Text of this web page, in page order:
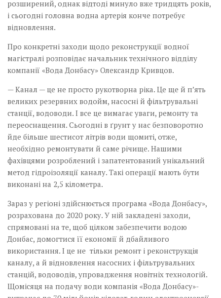
розширений, однак відтоді минуло вже тридцять років,
і сьогодні головна водна артерія конче потребує
відновлення.
Про конкретні заходи щодо реконструкції водної
магістралі розповідає начальник технічного відділу
компанії «Вода Донбасу» Олександр Кривцов.
— Канал — це не просто рукотворна ріка. Це ще й п’ять
великих резервних водойм, насосні й фільтрувальні
станції, водоводи. І все це вимагає уваги, ремонту та
переоснащення. Сьогодні в ґрунт у нас безповоротно
йде більше шестисот літрів води щомиті, отже,
необхідно ремонтувати й саме річище. Нашими
фахівцями розроблений і запатентований унікальний
метод гідроізоляції каналу. Такі операції мають бути
виконані на 2,5 кілометра.
Зараз у регіоні здійснюється програма «Вода Донбасу»,
розрахована до 2020 року. ­У ній закладені заходи,
спрямовані на те, щоб цілком забезпечити водою
Донбас, домогтися її економії й дбайливого
використання. І це не тільки ремонт і реконст­рукція
каналу, а й відновлення насосних і фільтрувальних
станцій, водоводів, упровадження новітніх технологій.
Щомісяця на подачу­ води компанія «Вода Донбасу»­